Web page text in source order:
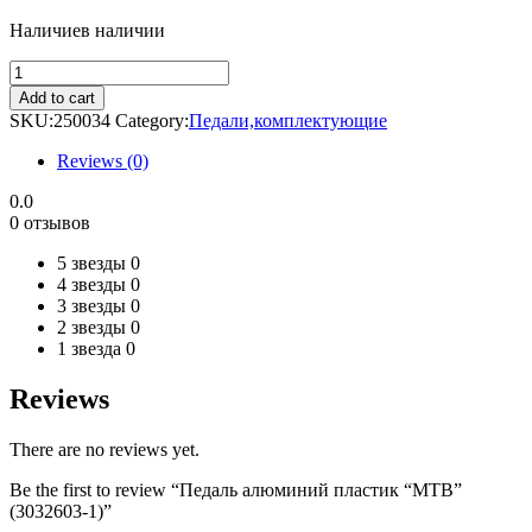
Наличиев наличии
Педаль
алюминий
пластик
"MTB"
(3032603-
quantity
Add to cart
SKU:250034 Category:Педали,комплектующие
Reviews (0)
0.0
0 отзывов
5 звезды 0
4 звезды 0
3 звезды 0
2 звезды 0
1 звезда 0
Reviews
There are no reviews yet.
Be the first to review “Педаль алюминий пластик “MTB”
(3032603-1)”